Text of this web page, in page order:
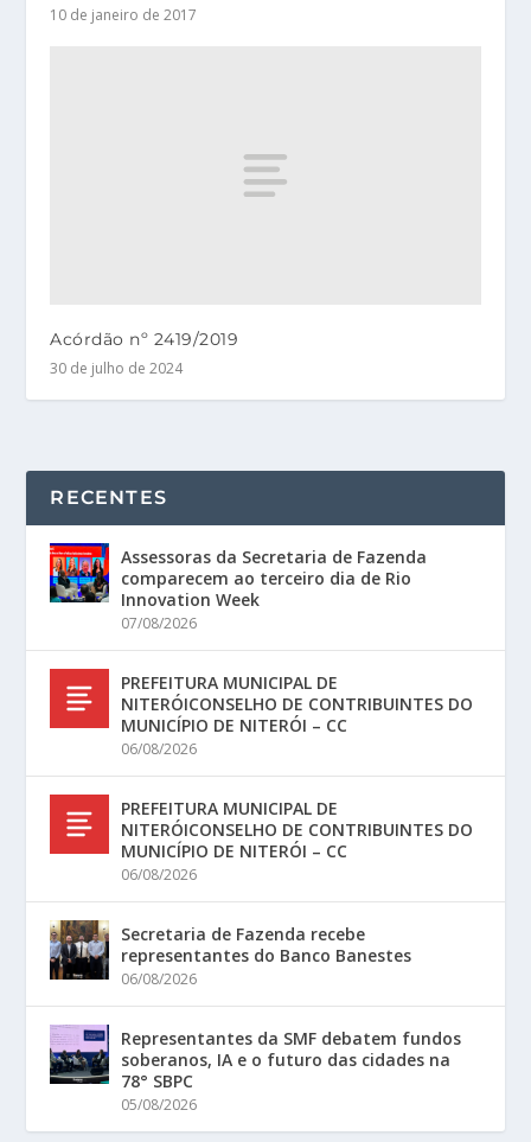
10 de janeiro de 2017
Acórdão nº 2419/2019
30 de julho de 2024
RECENTES
Assessoras da Secretaria de Fazenda
comparecem ao terceiro dia de Rio
Innovation Week
07/08/2026
PREFEITURA MUNICIPAL DE
NITERÓICONSELHO DE CONTRIBUINTES DO
MUNICÍPIO DE NITERÓI – CC
06/08/2026
PREFEITURA MUNICIPAL DE
NITERÓICONSELHO DE CONTRIBUINTES DO
MUNICÍPIO DE NITERÓI – CC
06/08/2026
Secretaria de Fazenda recebe
representantes do Banco Banestes
06/08/2026
Representantes da SMF debatem fundos
soberanos, IA e o futuro das cidades na
78° SBPC
05/08/2026